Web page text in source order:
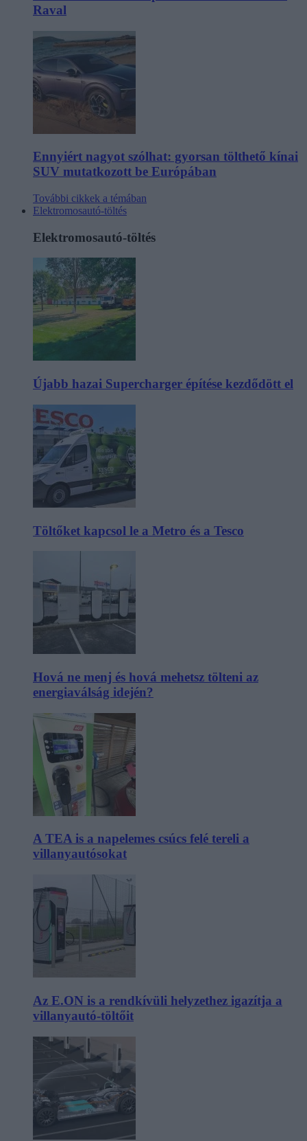
Raval
Ennyiért nagyot szólhat: gyorsan tölthető kínai
SUV mutatkozott be Európában
További cikkek a témában
Elektromosautó-töltés
Elektromosautó-töltés
Újabb hazai Supercharger építése kezdődött el
Töltőket kapcsol le a Metro és a Tesco
Hová ne menj és hová mehetsz tölteni az
energiaválság idején?
A TEA is a napelemes csúcs felé tereli a
villanyautósokat
Az E.ON is a rendkívüli helyzethez igazítja a
villanyautó-töltőit